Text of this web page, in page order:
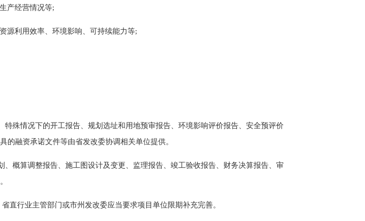
产经营情况等;
源利用效率、环境影响、可持续能力等;
特殊情况下的开工报告、 规划选址和用地预审报告、环境影响评价报告、安全预评价
的融资承诺文件等由省发改委协调相关单位提供。
、概算调整报告、施工图设计及变更、监理报告、竣工验收报告 财务决算报告
审
。
省直行业主管部门或市州发改委应当要求项目单位限期补充完善。